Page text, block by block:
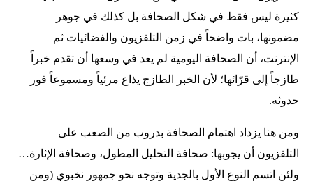
كثيرة ليس فقط في شكل الصحافة بل كذلك في جوهر
مضمونها، بات واضحاً في زمن التلفزيون والفضائيات ثم
الإنترنت، أن الصحافة اليومية لم يعد في وسعها أن تقدم خبراً
طازجاً إلى قرّائها؛ لأن الخبر الطازج يذاع مرئياً ومسموعاً فور
حدوثه.
ومن هنا يزداد اهتمام الصحافة بدروب من الصعب على
التلفزيون أن يجوبها: صحافة التحليل المطول، وصحافة الإثارة…
ولئن اتسم النوع الأول بالجدية وتوجه نحو جمهور نخبوي (ومن